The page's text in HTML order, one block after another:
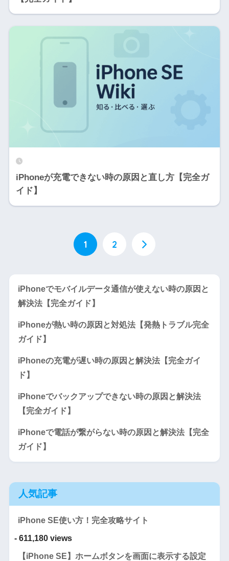
iPhoneが充電できない時の原因と直し方【完全ガ
イド】
1 2
iPhoneでモバイルデータ通信が使えない時の原因と
解決法【完全ガイド】
iPhoneが熱い時の原因と対処法【発熱トラブル完全
ガイド】
iPhoneの充電が遅い時の原因と解決法【完全ガイ
ド】
iPhoneでバックアップできない時の原因と解決法
【完全ガイド】
iPhoneで電話が繋がらない時の原因と解決法【完全
ガイド】
人気記事
iPhone SE使い方！完全攻略サイト
- 611,180 views
【iPhone SE】ホームボタンを画面に表示する設定